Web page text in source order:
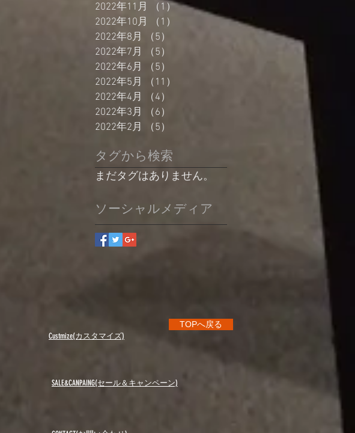
2022年11月
（1）1件の記事
2022年10月
（1）
1件の記事
2022年8月
（5）
2022年7月
（5）
2022年6月
（5）
2022年5月
（11）
2022年4月
（4）
2022年3月
（6）
2022年2月
（5）
タグから検索
まだタグはありません。
ソーシャルメディア
Custmize(カスタマイズ)
TOPへ戻る
SALE&CANPAING(セール＆キャンペーン)